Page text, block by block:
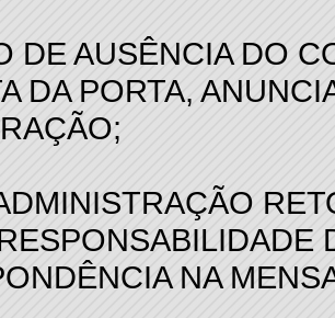
DE AUSÊNCIA DO
DA PORTA,
NA